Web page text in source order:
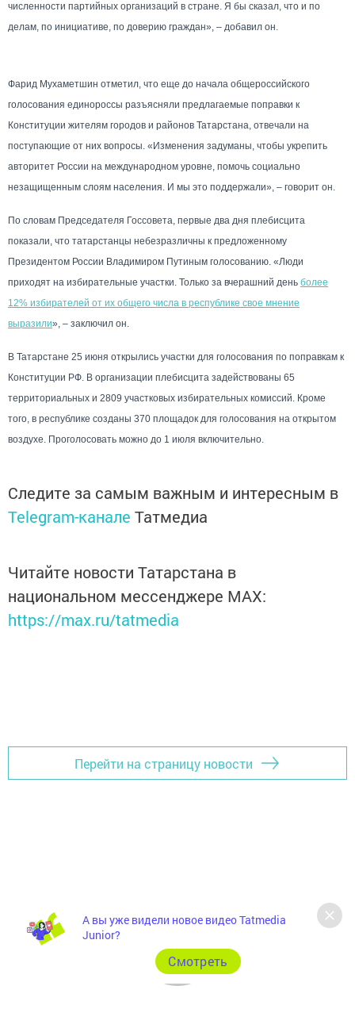
численности партийных организаций в стране. Я бы сказал, что и по
делам, по инициативе, по доверию граждан», – добавил он.
Фарид Мухаметшин отметил, что еще до начала общероссийского
голосования единороссы разъясняли предлагаемые поправки к
Конституции жителям городов и районов Татарстана, отвечали на
поступающие от них вопросы. «Изменения задуманы, чтобы укрепить
авторитет России на международном уровне, помочь социально
незащищенным слоям населения. И мы это поддержали», – говорит он.
По словам Председателя Госсовета, первые два дня плебисцита
показали, что татарстанцы небезразличны к предложенному
Президентом России Владимиром Путиным голосованию. «Люди
приходят на избирательные участки. Только за вчерашний день более
12% избирателей от их общего числа в республике свое мнение
выразили», – заключил он.
В Татарстане 25 июня открылись участки для голосования по поправкам к
Конституции РФ. В организации плебисцита задействованы 65
территориальных и 2809 участковых избирательных комиссий. Кроме
того, в республике созданы 370 площадок для голосования на открытом
воздухе. Проголосовать можно до 1 июля включительно.
Следите за самым важным и интересным в
Telegram-канале Татмедиа
Читайте новости Татарстана в
национальном мессенджере MАХ:
https://max.ru/tatmedia
Перейти на страницу новости
А вы уже видели новое видео Tatmedia
Junior?
Cмотреть